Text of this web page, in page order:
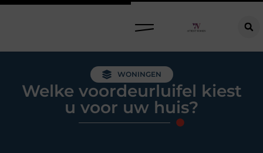
WONINGEN
Welke voordeurluifel kiest
u voor uw huis?